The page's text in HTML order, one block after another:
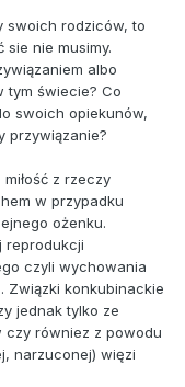
swoich rodziców, to
nie musimy.
albo
tym świecie? Co
swoich opiekunów,
przywiązanie?
z rzeczy
w przypadku
ożenku.
reprodukcji
czyli wychowania
Związki konkubinackie
jednak tylko ze
czy równiez z powodu
narzuconej) więzi